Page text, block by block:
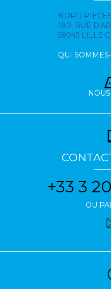
NORD
180, RUE
59045 LILLE
QUI
+33 3
OU